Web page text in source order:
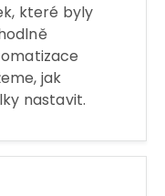
které byly
jak
nastavit.